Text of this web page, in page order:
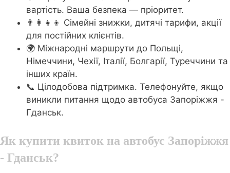
вартість. Ваша безпека — пріоритет.
👨‍👩‍👧‍👦 Сімейні знижки, дитячі тарифи, акції
для постійних клієнтів.
🌍 Міжнародні маршрути до Польщі,
Німеччини, Чехії, Італії, Болгарії, Туреччини та
інших країн.
📞 Цілодобова підтримка. Телефонуйте, якщо
виникли питання щодо автобуса Запоріжжя -
Гданськ.
Як купити квиток на автобус Запоріжжя
- Гданськ?